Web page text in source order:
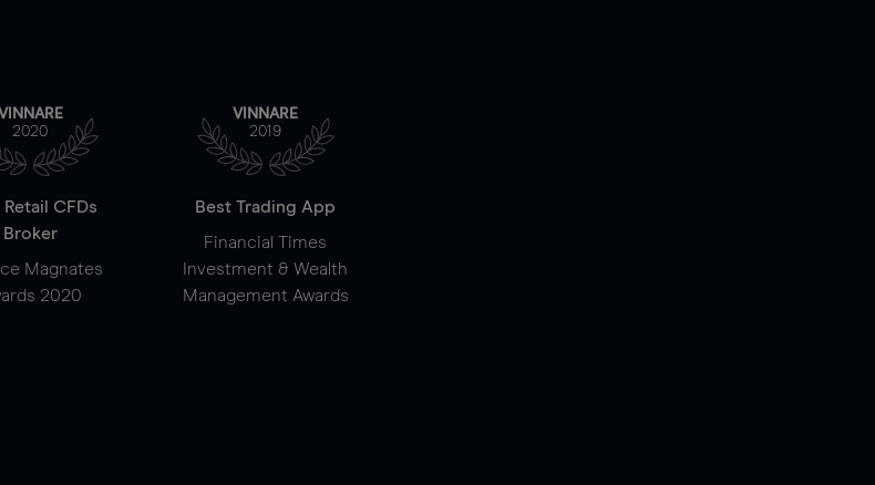
VINNARE
2020
Retail CFDs
Broker
Magnates
2020
VINNARE
2019
Best Trading App
Financial Times
Investment & Wealth
Management Awards